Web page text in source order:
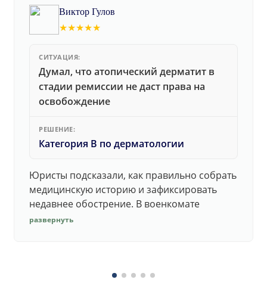
Виктор Гулов
★★★★★
СИТУАЦИЯ:
Думал, что атопический дерматит в
стадии ремиссии не даст права на
освобождение
РЕШЕНИЕ:
Категория В по дерматологии
Юристы подсказали, как правильно собрать
медицинскую историю и зафиксировать
недавнее обострение. В военкомате
дерматолог принял документы без споров.
развернуть